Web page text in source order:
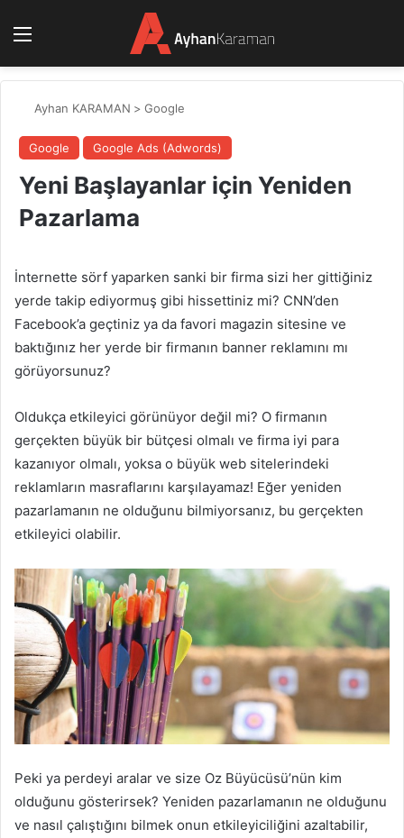
Ayhan KARAMAN > Google
Google Google Ads (Adwords)
Yeni Başlayanlar için Yeniden
Pazarlama
İnternette sörf yaparken sanki bir firma sizi her gittiğiniz
yerde takip ediyormuş gibi hissettiniz mi? CNN’den
Facebook’a geçtiniz ya da favori magazin sitesine ve
baktığınız her yerde bir firmanın banner reklamını mı
görüyorsunuz?
Oldukça etkileyici görünüyor değil mi? O firmanın
gerçekten büyük bir bütçesi olmalı ve firma iyi para
kazanıyor olmalı, yoksa o büyük web sitelerindeki
reklamların masraflarını karşılayamaz! Eğer yeniden
pazarlamanın ne olduğunu bilmiyorsanız, bu gerçekten
etkileyici olabilir.
Peki ya perdeyi aralar ve size Oz Büyücüsü’nün kim
olduğunu gösterirsek? Yeniden pazarlamanın ne olduğunu
ve nasıl çalıştığını bilmek onun etkileyiciliğini azaltabilir,